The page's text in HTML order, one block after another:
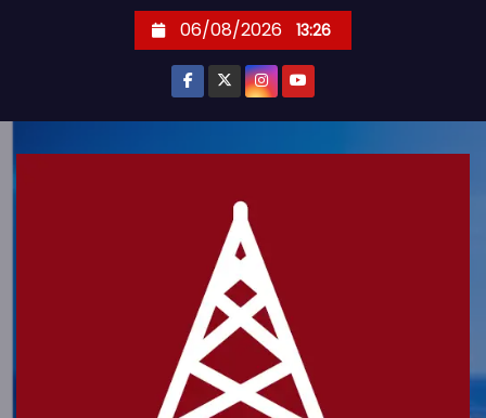
06/08/2026 13:26